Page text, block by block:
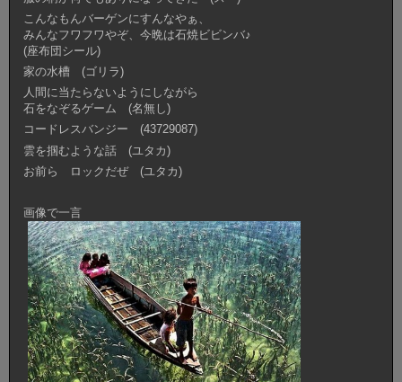
こんなもんバーゲンにすんなやぁ、
みんなフワフワやぞ、今晩は石焼ビビンバ♪
(座布団シール)
家の水槽 (ゴリラ)
人間に当たらないようにしながら
石をなぞるゲーム (名無し)
コードレスバンジー (43729087)
雲を掴むような話 (ユタカ)
お前ら ロックだぜ (ユタカ)
画像で一言